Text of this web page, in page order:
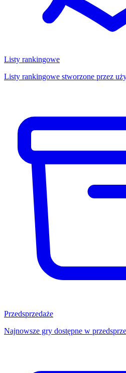
Listy rankingowe
Listy rankingowe stworzone przez
Przedsprzedaże
Najnowsze gry dostępne w